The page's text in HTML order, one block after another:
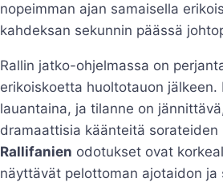
nopeimman ajan samaisella
kahdeksan sekunnin päässä
Rallin jatko-ohjelmassa on
erikoiskoetta huoltotauon jälkeen.
lauantaina, ja tilanne on
dramaattisia käänteitä sorateiden
Rallifanien odotukset ovat
näyttävät pelottoman ajotaidon ja